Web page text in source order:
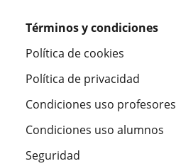
Términos y condiciones
Política de cookies
Política de privacidad
Condiciones uso profesores
Condiciones uso alumnos
Seguridad